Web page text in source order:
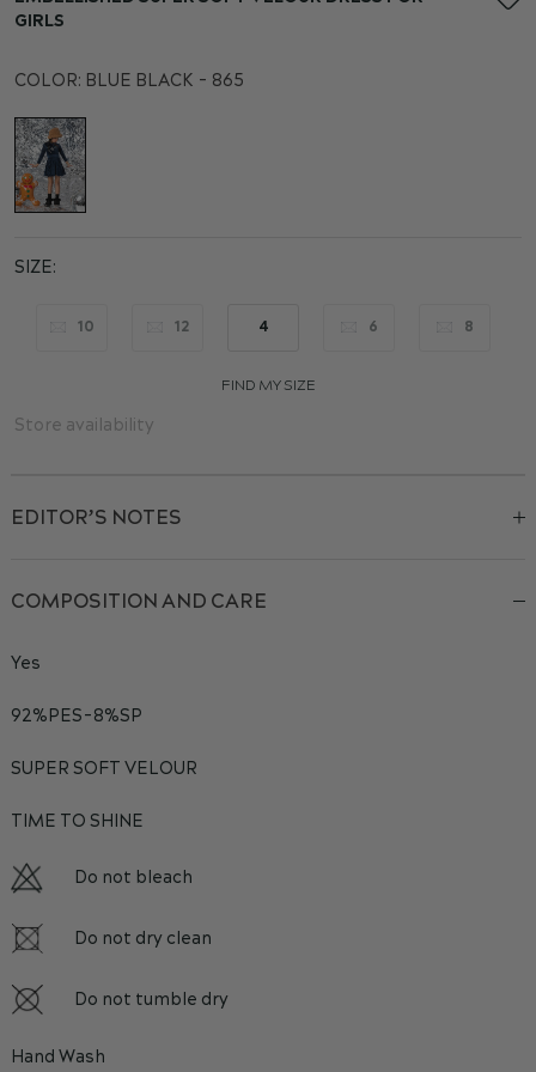
the
the
gallery
GIRLS
COLOR: BLUE BLACK - 865
SIZE
10 12 4 6 8
FIND MY SIZE
Store availability
EDITOR’S NOTES
COMPOSITION AND CARE
Yes
92%PES-8%SP
SUPER SOFT VELOUR
TIME TO SHINE
Do not bleach
Do not dry clean
Do not tumble dry
Hand Wash